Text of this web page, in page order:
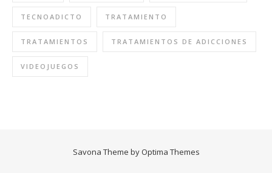
TECNOADICTO TRATAMIENTO
TRATAMIENTOS TRATAMIENTOS DE ADICCIONES
VIDEOJUEGOS
Savona Theme by Optima Themes